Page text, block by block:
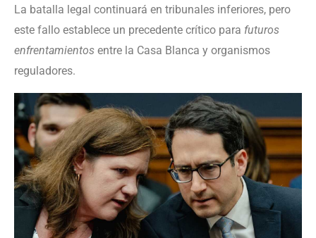
La batalla legal continuará en tribunales inferiores, pero
este fallo establece un precedente crítico para futuros
enfrentamientos entre la Casa Blanca y organismos
reguladores.